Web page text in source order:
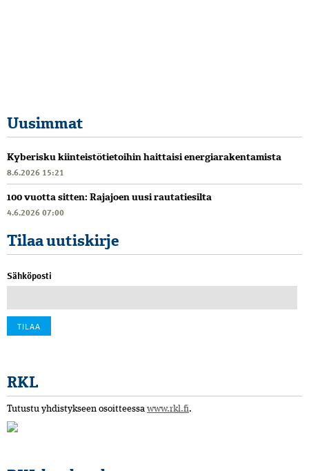
Uusimmat
Kyberisku kiinteistötietoihin haittaisi energiarakentamista
8.6.2026 15:21
100 vuotta sitten: Rajajoen uusi rautatiesilta
4.6.2026 07:00
Tilaa uutiskirje
Sähköposti
RKL
Tutustu yhdistykseen osoitteessa www.rkl.fi.